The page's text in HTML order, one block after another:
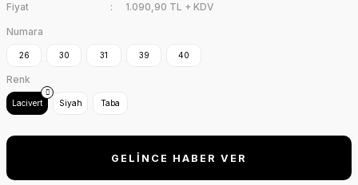
Fiyat
1.090,90 TL + KDV
Numara
26 30 31 39 40
Renk
Lacivert Siyah Taba
GELİNCE HABER VER